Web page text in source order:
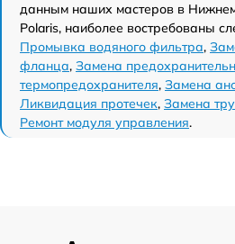
данным наших мастеров в
Polaris, наиболее востребованы
Промывка водяного фильтра,
фланца, Замена
термопредохранителя, Замена
Ликвидация протечек, Замена
Ремонт модуля управления.